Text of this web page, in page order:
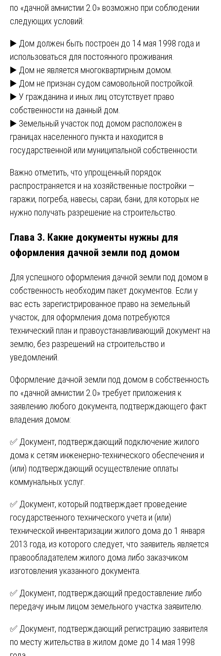
по «дачной амнистии 2.0» возможно при соблюдении
следующих условий:
▶️ Дом должен быть построен до 14 мая 1998 года и
использоваться для постоянного проживания.
▶️ Дом не является многоквартирным домом.
▶️ Дом не признан судом самовольной постройкой.
▶️ У гражданина и иных лиц отсутствует право
собственности на данный дом.
▶️ Земельный участок под домом расположен в
границах населенного пункта и находится в
государственной или муниципальной собственности.
Важно отметить, что упрощенный порядок
распространяется и на хозяйственные постройки —
гаражи, погреба, навесы, сараи, бани, для которых не
нужно получать разрешение на строительство.
Глава 3. Какие документы нужны для
оформления дачной земли под домом
Для успешного оформления дачной земли под домом в
собственность необходим пакет документов. Если у
вас есть зарегистрированное право на земельный
участок, для оформления дома потребуются
технический план и правоустанавливающий документ на
землю, без разрешений на строительство и
уведомлений.
Оформление дачной земли под домом в собственность
по «дачной амнистии 2.0» требует приложения к
заявлению любого документа, подтверждающего факт
владения домом:
✅ Документ, подтверждающий подключение жилого
дома к сетям инженерно-технического обеспечения и
(или) подтверждающий осуществление оплаты
коммунальных услуг.
✅ Документ, который подтверждает проведение
государственного технического учета и (или)
технической инвентаризации жилого дома до 1 января
2013 года, из которого следует, что заявитель является
правообладателем жилого дома либо заказчиком
изготовления указанного документа.
✅ Документ, подтверждающий предоставление либо
передачу иным лицом земельного участка заявителю.
✅ Документ, подтверждающий регистрацию заявителя
по месту жительства в жилом доме до 14 мая 1998